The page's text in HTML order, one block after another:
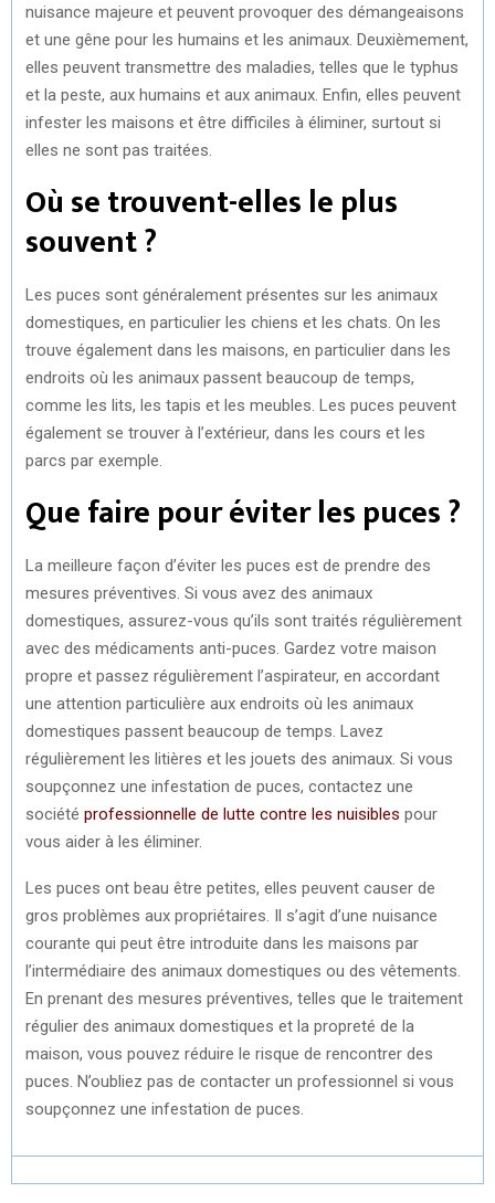
nuisance majeure et peuvent provoquer des démangeaisons
et une gêne pour les humains et les animaux. Deuxièmement,
elles peuvent transmettre des maladies, telles que le typhus
et la peste, aux humains et aux animaux. Enfin, elles peuvent
infester les maisons et être difficiles à éliminer, surtout si
elles ne sont pas traitées.
Où se trouvent-elles le plus
souvent ?
Les puces sont généralement présentes sur les animaux
domestiques, en particulier les chiens et les chats. On les
trouve également dans les maisons, en particulier dans les
endroits où les animaux passent beaucoup de temps,
comme les lits, les tapis et les meubles. Les puces peuvent
également se trouver à l’extérieur, dans les cours et les
parcs par exemple.
Que faire pour éviter les puces ?
La meilleure façon d’éviter les puces est de prendre des
mesures préventives. Si vous avez des animaux
domestiques, assurez-vous qu’ils sont traités régulièrement
avec des médicaments anti-puces. Gardez votre maison
propre et passez régulièrement l’aspirateur, en accordant
une attention particulière aux endroits où les animaux
domestiques passent beaucoup de temps. Lavez
régulièrement les litières et les jouets des animaux. Si vous
soupçonnez une infestation de puces, contactez une
société professionnelle de lutte contre les nuisibles pour
vous aider à les éliminer.
Les puces ont beau être petites, elles peuvent causer de
gros problèmes aux propriétaires. Il s’agit d’une nuisance
courante qui peut être introduite dans les maisons par
l’intermédiaire des animaux domestiques ou des vêtements.
En prenant des mesures préventives, telles que le traitement
régulier des animaux domestiques et la propreté de la
maison, vous pouvez réduire le risque de rencontrer des
puces. N’oubliez pas de contacter un professionnel si vous
soupçonnez une infestation de puces.